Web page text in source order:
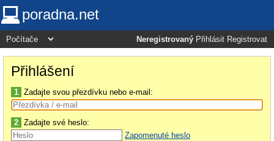
poradna.net
Neregistrovaný Přihlásit Registrovat
Přihlášení
1 Zadajte svou přezdívku nebo e-mail:
2 Zadajte své heslo:
Zapomenuté heslo